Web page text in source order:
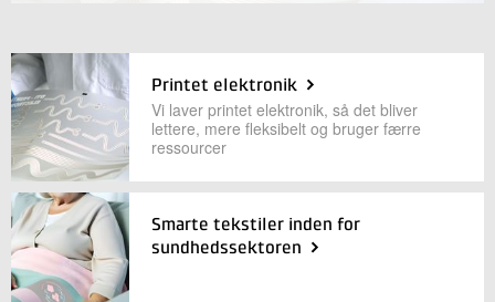
Jeg er din kontaktperson
Nina Ritter Nielsen
Forretningsleder
Funktionelle Materialer
+45 72 20 13 61
Send e-mail
LinkedIn
rådgivning, der muliggør problemfri integration af printet
elektronik
Printet elektronik
Vi laver printet elektronik, så det bliver
lettere, mere fleksibelt og bruger færre
ressourcer
Smarte tekstiler inden for
sundhedssektoren